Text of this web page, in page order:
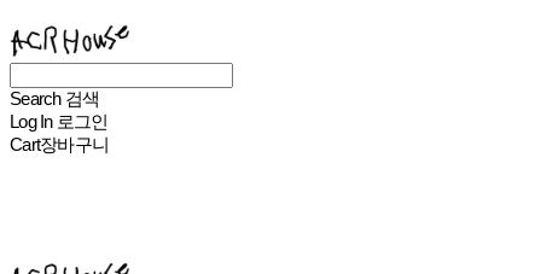
Search 검색
Log In 로그인
Cart장바구니